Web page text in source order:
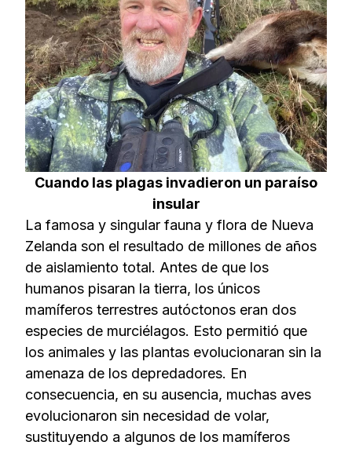
Cuando las plagas invadieron un paraíso
insular
La famosa y singular fauna y flora de Nueva
Zelanda son el resultado de millones de años
de aislamiento total. Antes de que los
humanos pisaran la tierra, los únicos
mamíferos terrestres autóctonos eran dos
especies de murciélagos. Esto permitió que
los animales y las plantas evolucionaran sin la
amenaza de los depredadores. En
consecuencia, en su ausencia, muchas aves
evolucionaron sin necesidad de volar,
sustituyendo a algunos de los mamíferos